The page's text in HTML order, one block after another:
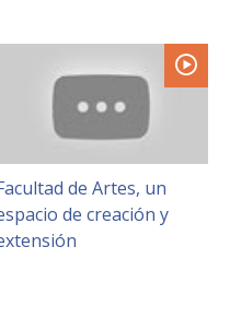
de Artes, un
de creación y